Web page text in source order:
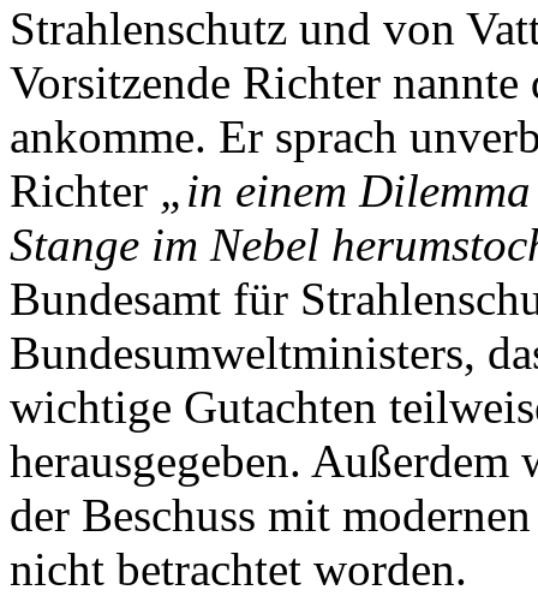
Strahlenschutz und von
Vorsitzende Richter
ankomme. Er sprach
Richter „in einem
Stange im Nebel
Bundesamt für
Bundesumweltministers,
wichtige Gutachten
herausgegeben.
der Beschuss mit
nicht betrachtet worden.